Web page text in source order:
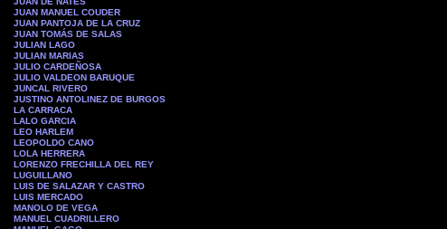
JUAN MANUEL COUDER
JUAN PANTOJA DE LA CRUZ
JUAN TOMÁS DE SALAS
JULIAN LAGO
JULIAN MARIAS
JULIO CARDEÑOSA
JULIO VALDEON BARUQUE
JUNCAL RIVERO
JUSTINO ANTOLINEZ DE BURGOS
LA CARRACA
LALO GARCIA
LEO HARLEM
LEOPOLDO CANO
LOLA HERRERA
LORENZO FRECHILLA DEL REY
LUGUILLANO
LUIS DE SALAZAR Y CASTRO
LUIS MERCADO
MANOLO DE VEGA
MANUEL CUADRILLERO